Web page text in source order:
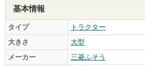
基本情報
タイプ
トラクター
大きさ
大型
メーカー
三菱ふそう